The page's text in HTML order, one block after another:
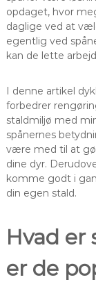
opdaget, hvor
daglige ved at
egentlig ved
kan de lette
I denne artikel
forbedrer
staldmiljø med
spånernes
være med til at
dine dyr.
komme godt i
din egen stald.
Hvad er
er de